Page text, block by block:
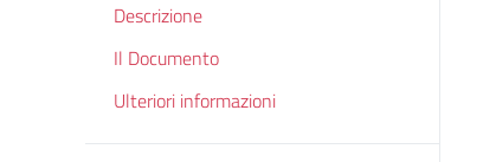
Descrizione
Il Documento
Ulteriori informazioni